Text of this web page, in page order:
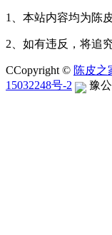
1、本站内容均为陈
2、如有违反，将追
CCopyright © 陈皮之
15032248号-2
豫